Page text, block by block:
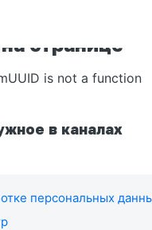
странице
is not a function
в каналах
персональных